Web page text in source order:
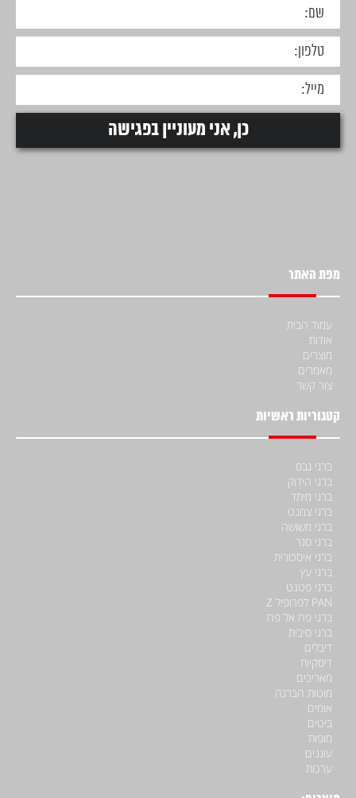
מפת האתר
עמוד הבית
אודות
מוצרים
מאמרים
צור קשר
קטגוריות ראשיות
ברגי גבס
ברגי הידוק
ברגי מיתד
ברגי צמנט
ברגי משושה
ברגי סגר
ברגי איסכורית
ברגי עץ
ברגי פטנט
PAN לפרופיל Z
ברגי פח אל פח
ברגי סיבית
דיבלים
דיסקיות
מאריכים
מוטות הברגה
אומים
ביטים
מופות
עוגנים
ערכות